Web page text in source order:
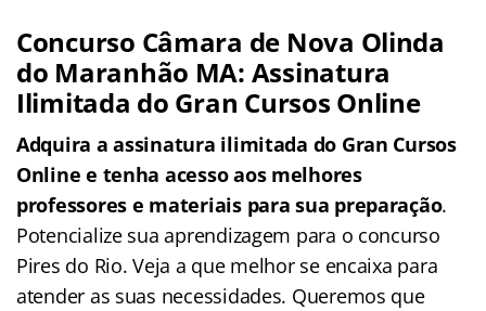
Concurso Câmara de Nova Olinda
do Maranhão MA: Assinatura
Ilimitada do Gran Cursos Online
Adquira a assinatura ilimitada do Gran Cursos
Online e tenha acesso aos melhores
professores e materiais para sua preparação.
Potencialize sua aprendizagem para o concurso
Pires do Rio. Veja a que melhor se encaixa para
atender as suas necessidades. Queremos que